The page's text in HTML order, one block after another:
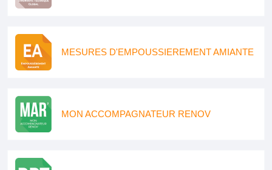
MESURES D'EMPOUSSIEREMENT AMIANTE
MON ACCOMPAGNATEUR RENOV